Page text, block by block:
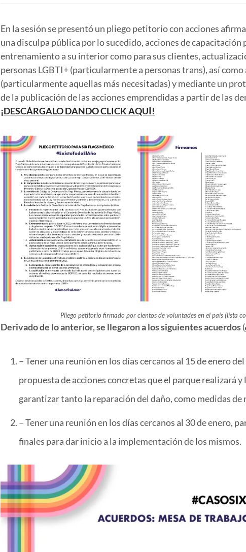
En la sesión se presentó un pliego petitorio con acciones
una disculpa pública por lo sucedido, acciones de capacitación
entrenamiento a su interior como para sus clientes,
personas LGBTI+ (particularmente a personas trans), así
(particularmente aquellas más necesitadas) y mediante un
de la publicación de las acciones emprendidas a partir de las
¡DESCÁRGALO DANDO CLICK AQUÍ!
Pliego petitorio firmado por cientos de voluntades en el país (lista
Derivado de lo anterior, se llegaron a los siguientes acuerdos(
– Tener una reunión en los días cercanos al 15 de enero
propuesta de acciones concretas que el parque realizará
garantizar tanto la reparación del daño, como medidas de
– Tener una reunión en los días cercanos al 30 de enero,
finales para dar inicio a la implementación de los mismos.